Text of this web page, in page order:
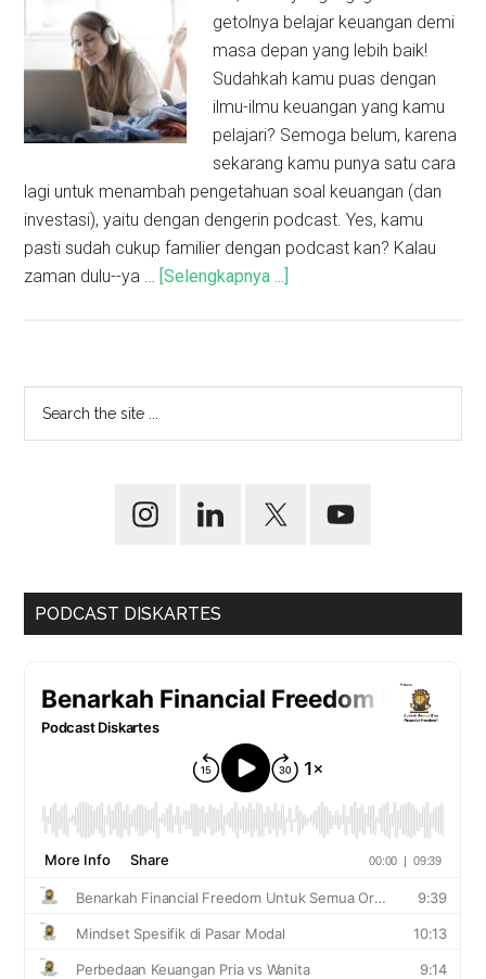
getolnya belajar keuangan demi
masa depan yang lebih baik!
Sudahkah kamu puas dengan
ilmu-ilmu keuangan yang kamu
pelajari? Semoga belum, karena
sekarang kamu punya satu cara
lagi untuk menambah pengetahuan soal keuangan (dan
investasi), yaitu dengan dengerin podcast. Yes, kamu
pasti sudah cukup familier dengan podcast kan? Kalau
zaman dulu--ya … [Selengkapnya ...]
PODCAST DISKARTES